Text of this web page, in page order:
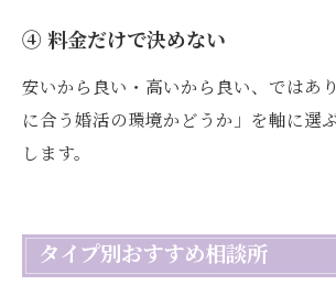
④ 料金だけで決めない
安いから良い・高いから良い、ではあ
に合う婚活の環境かどうか」を軸に選
します。
タイプ別おすすめ相談所